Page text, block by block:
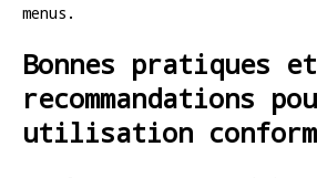
menus.
Bonnes pratiques et
recommandations
utilisation